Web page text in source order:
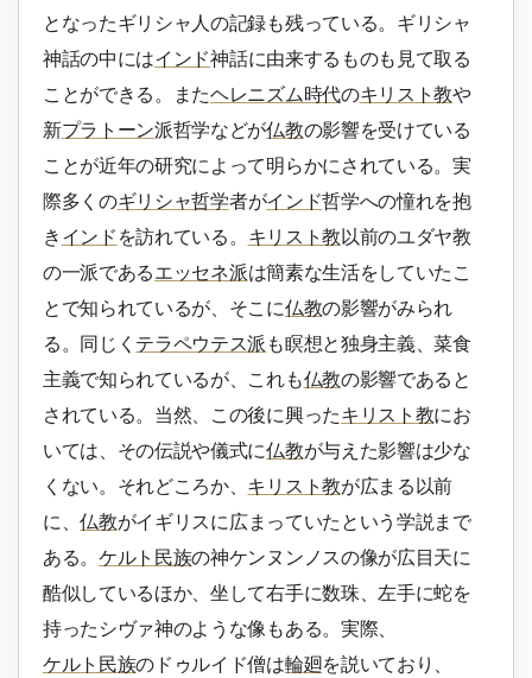
となったギリシャ人の記録も残っている。ギリシャ
神話の中にはインド神話に由来するものも見て取る
ことができる。またヘレニズム時代のキリスト教や
新プラトーン派哲学などが仏教の影響を受けている
ことが近年の研究によって明らかにされている。実
際多くのギリシャ哲学者がインド哲学への憧れを抱
き インド を訪れている。 キリスト教 以前のユダヤ教
の一派であるエッセネ派は簡素な生活をしていたこ
とで知られているが、そこに仏教の影響がみられ
る。同じく テラペウテス派 も瞑想と独身主義、菜食
主義で知られているが、これも仏教の影響であると
されている。当然、この後に興ったキリスト教にお
いては、その伝説や儀式に仏教が与えた影響は少な
くない。それどころか、 キリスト教が広まる以前
に、仏教がイギリスに広まっていたという学説まで
ある。ケルト民族の神ケンヌンノスの像が広目天に
酷似しているほか、坐して右手に数珠、左手に蛇を
持ったシヴァ神のような像もある。実際、
ケルト民族のドゥルイド僧は輪廻を説いており、